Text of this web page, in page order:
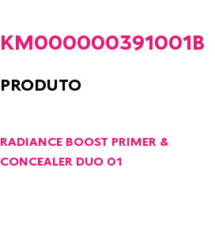
KM000000391001B
PRODUTO
RADIANCE BOOST PRIMER &
CONCEALER DUO 01